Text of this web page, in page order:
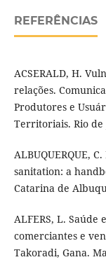
REFERÊNCIAS
ACSERALD, H.
relações.
Produtores e
Territoriais. Rio de
ALBUQUERQUE,
sanitation: a
Catarina de
ALFERS, L. Saúde
comerciantes e
Takoradi, Gana.